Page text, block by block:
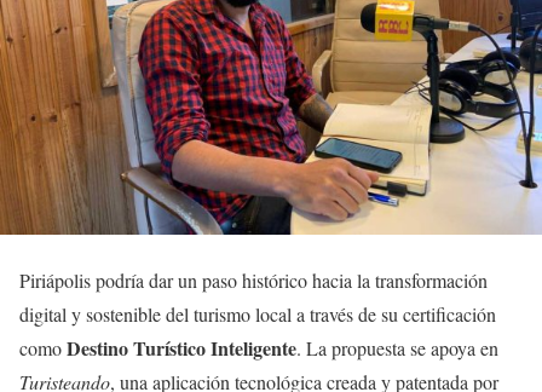
Piriápolis podría dar un paso histórico hacia la transformación
digital y sostenible del turismo local a través de su certificación
comoDestino Turístico Inteligente. La propuesta se apoya en
Turisteando, una aplicación tecnológica creada y patentada por